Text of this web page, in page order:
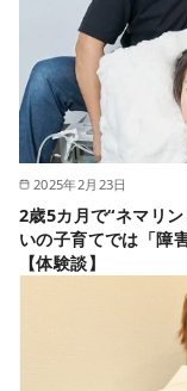
2025年2月23日
2歳5カ月で“ネマリ
いの子育てでは「障
【体験談】